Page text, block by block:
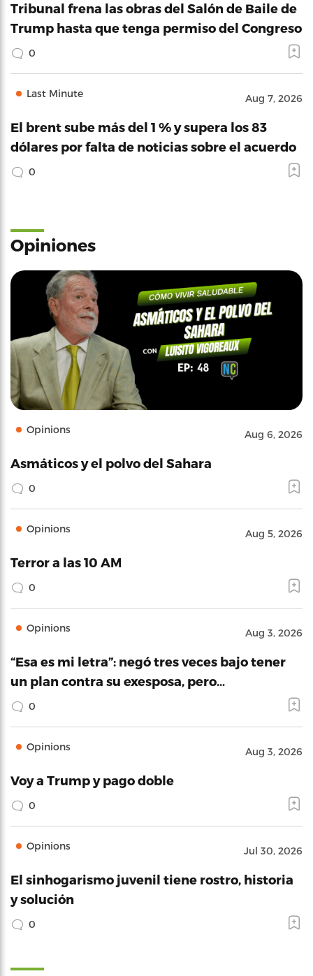
Tribunal frena las obras del Salón de Baile de
Trump hasta que tenga permiso del Congreso
0
Last Minute Aug 7, 2026
El brent sube más del 1 % y supera los 83
dólares por falta de noticias sobre el acuerdo
0
Opiniones
Opinions Aug 6, 2026
Asmáticos y el polvo del Sahara
0
Opinions Aug 5, 2026
Terror a las 10 AM
0
Opinions Aug 3, 2026
“Esa es mi letra”: negó tres veces bajo tener
un plan contra su exesposa, pero…
0
Opinions Aug 3, 2026
Voy a Trump y pago doble
0
Opinions Jul 30, 2026
El sinhogarismo juvenil tiene rostro, historia
y solución
0